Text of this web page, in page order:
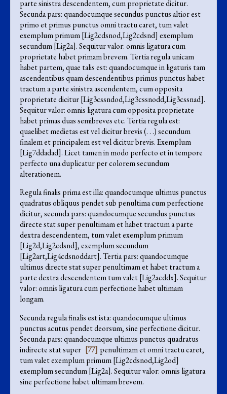
parte sinistra descendentem, cum proprietate dicitur.
Secunda pars: quandocumque secundus punctus altior est
primo et primus punctus omni tractu caret, tum valet
exemplum primum [Lig2cdsnod,Lig2cdsnd] exemplum
secundum [Lig2a]. Sequitur valor: omnis ligatura cum
proprietate habet primam brevem. Tertia regula unicam
habet partem, quae talis est: quandocumque in ligaturis tam
ascendentibus quam descendentibus primus punctus habet
tractum a parte sinistra ascendentem, cum opposita
proprietate dicitur [Lig3cssndod,Lig3cssnodd,Lig3cssnad].
Sequitur valor: omnis ligatura cum opposita proprietate
habet primas duas semibreves etc. Tertia regula est:
quaelibet medietas est vel dicitur brevis (. . .) secundum
finalem et principalem est vel dicitur brevis. Exemplum
[Lig7ddadad]. Licet tamen in modo perfecto et in tempore
perfecto una duplicatur per colorem secundum
alterationem.
Regula finalis prima est illa: quandocumque ultimus punctus
quadratus obliquus pendet sub penultima cum perfectione
dicitur, secunda pars: quandocumque secundus punctus
directe stat super penultimam et habet tractum a parte
dextra descendentem, tum valet exemplum primum
[Lig2d,Lig2cdsnd], exemplum secundum
[Lig2art,Lig4cdsnoddart]. Tertia pars: quandocumque
ultimus directe stat super penultimam et habet tractum a
parte dextra descendentem tum valet [Lig2acddx]. Sequitur
valor: omnis ligatura cum perfectione habet ultimam
longam.
Secunda regula finalis est ista: quandocumque ultimus
punctus acutus pendet deorsum, sine perfectione dicitur.
Secunda pars: quandocumque ultimus punctus quadratus
indirecte stat super [77] penultimam et omni tractu caret,
tum valet exemplum primum [Lig2cdsnod,Lig2od]
exemplum secundum [Lig2a]. Sequitur valor: omnis ligatura
sine perfectione habet ultimam brevem.